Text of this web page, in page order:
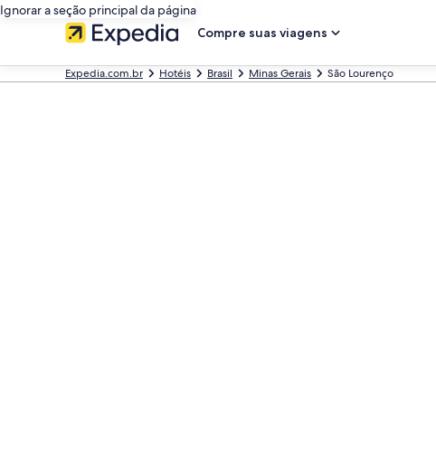
Ignorar a seção principal da página
Compre suas viagens
Expedia.com.br Hotéis Brasil Minas Gerais São Lourenço